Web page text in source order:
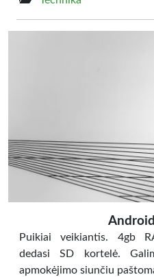
Puikiai veikiantis. 4gb
dedasi SD kortelė.
apmokėjimo siunčiu